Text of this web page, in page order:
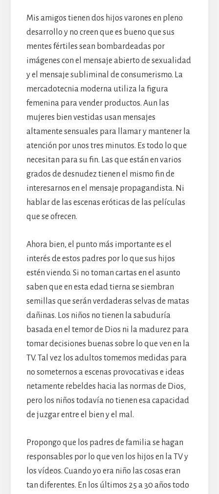
Mis amigos tienen dos hijos varones en pleno
desarrollo y no creen que es bueno que sus
mentes fértiles sean bombardeadas por
imágenes con el mensaje abierto de sexualidad
y el mensaje subliminal de consumerismo. La
mercadotecnia moderna utiliza la figura
femenina para vender productos. Aun las
mujeres bien vestidas usan mensajes
altamente sensuales para llamar y mantener la
atención por unos tres minutos. Es todo lo que
necesitan para su fin. Las que están en varios
grados de desnudez tienen el mismo fin de
interesarnos en el mensaje propagandista. Ni
hablar de las escenas eróticas de las películas
que se ofrecen.
Ahora bien, el punto más importante es el
interés de estos padres por lo que sus hijos
estén viendo. Si no toman cartas en el asunto
saben que en esta edad tierna se siembran
semillas que serán verdaderas selvas de matas
dañinas. Los niños no tienen la sabuduría
basada en el temor de Dios ni la madurez para
tomar decisiones buenas sobre lo que ven en la
TV. Tal vez los adultos tomemos medidas para
no someternos a escenas provocativas e ideas
netamente rebeldes hacia las normas de Dios,
pero los niños todavía no tienen esa capacidad
de juzgar entre el bien y el mal.
Propongo que los padres de familia se hagan
responsables por lo que ven los hijos en la TV y
los vídeos. Cuando yo era niño las cosas eran
tan diferentes. En los últimos 25 a 30 años todo